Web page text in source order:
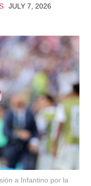
JULY 7, 2026
a Infantino por la